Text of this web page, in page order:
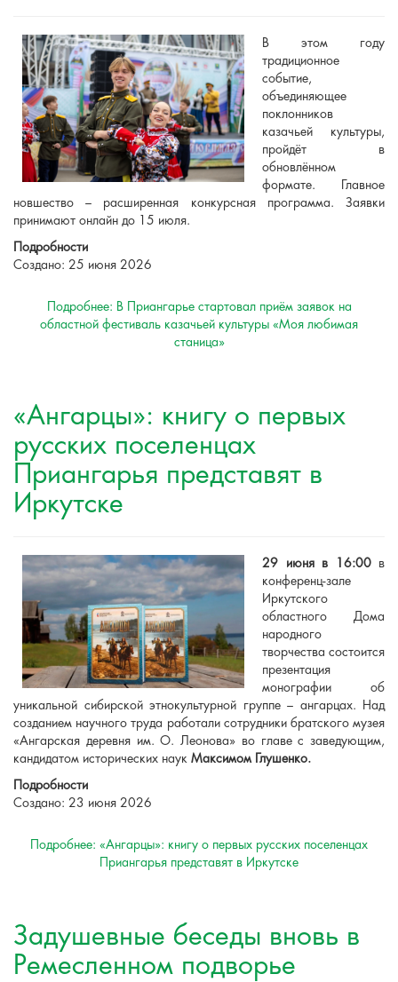
В этом году
традиционное
событие,
объединяющее
поклонников
казачьей культуры,
пройдёт в
обновлённом
формате. Главное
новшество – расширенная конкурсная программа. Заявки
принимают онлайн до 15 июля.
Подробности
Создано: 25 июня 2026
Подробнее: В Приангарье стартовал приём заявок на
областной фестиваль казачьей культуры «Моя любимая
станица»
«Ангарцы»: книгу о первых
русских поселенцах
Приангарья представят в
Иркутске
29 июня в 16:00 в
конференц-зале
Иркутского
областного Дома
народного
творчества состоится
презентация
монографии об
уникальной сибирской этнокультурной группе – ангарцах. Над
созданием научного труда работали сотрудники братского музея
«Ангарская деревня им. О. Леонова» во главе с заведующим,
кандидатом исторических наук Максимом Глушенко.
Подробности
Создано: 23 июня 2026
Подробнее: «Ангарцы»: книгу о первых русских поселенцах
Приангарья представят в Иркутске
Задушевные беседы вновь в
Ремесленном подворье